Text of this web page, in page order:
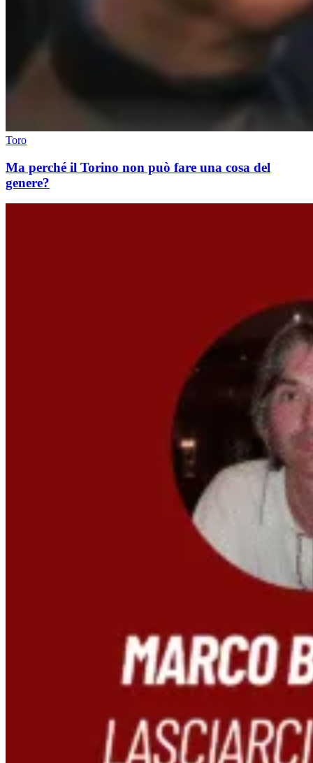
Toro
Ma perché il Torino non può fare una cosa del
genere?